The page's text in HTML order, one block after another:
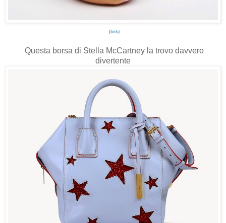
(link)
Questa borsa di Stella McCartney la trovo davvero
divertente